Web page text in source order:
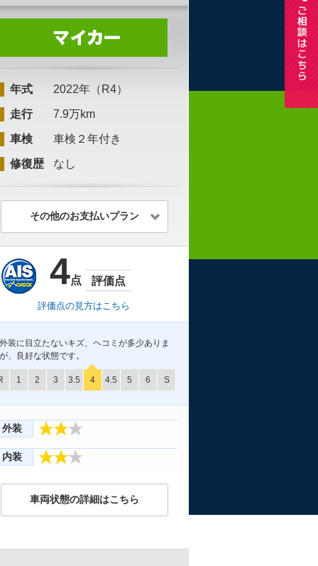
年式 2022年（R4）
走行 7.9万km
車検 車検２年付き
修復歴 なし
その他のお支払いプラン
4点 評価点
評価点の見方はこちら
装に目立たないキズ、ヘコミが多少ありま
、良好な状態です。
1 2 3 3.5 4 4.5 5 6 S
外装
内装
車両状態の詳細はこちら